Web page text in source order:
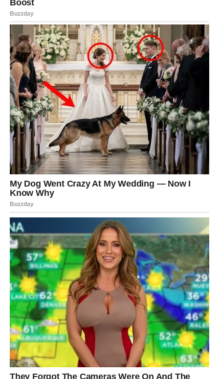
jednjaku, a ova vrsta sluznice je otporna na kiseline i pacijent
više ne osjeća simptome. I onda, često, vrlo kasno urade
seriju izvještaja jer čak ni ne osjete simptome. Rak koji se
javlja u podnožju Baretovog jednjaka ima najveću stopu
incidencije od svih solidnih tumora . Ništa se ne dešava preko
noći, a ovoj vrsti karcinoma su potrebne godine da se razvije,
pa je važno da idete na rutinske preglede čak i ako ne osećate
simptome. – objasnio je doktor.
Oglasi